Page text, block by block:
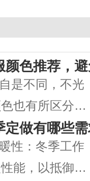
颜色推荐，
是不同，不光
也有所区分，
，环卫工人定
黄色的，警示
全。 红色工
定做有哪些
性：冬季工作
能，以抵御寒